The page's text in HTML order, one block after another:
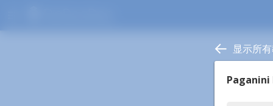
显示所
Paganini